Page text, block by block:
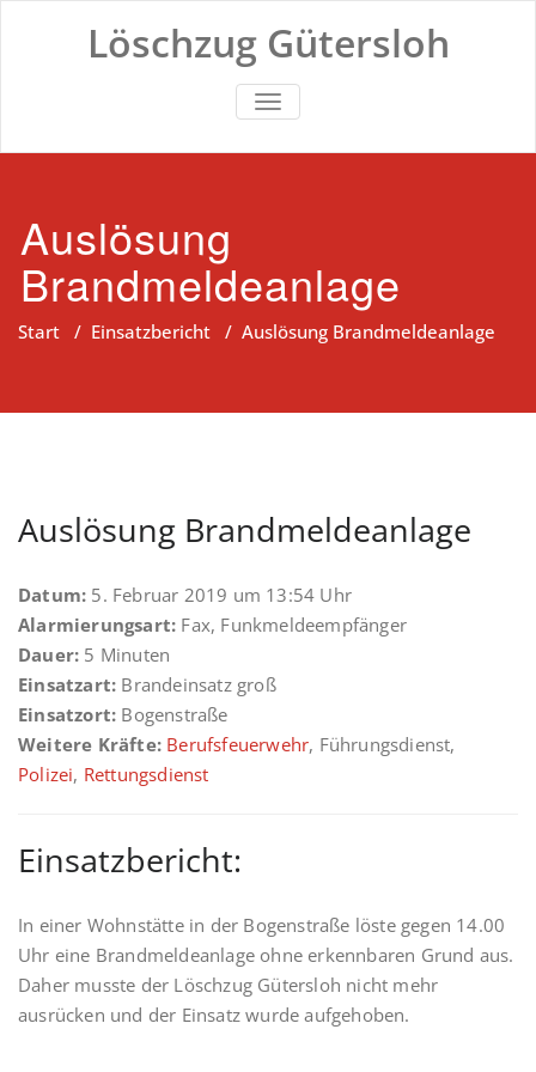
Löschzug Gütersloh
TOGGLE NAVIGATION
Auslösung
Brandmeldeanlage
Start / Einsatzbericht / Auslösung Brandmeldeanlage
Auslösung Brandmeldeanlage
Datum: 5. Februar 2019 um 13:54 Uhr
Alarmierungsart: Fax, Funkmeldeempfänger
Dauer: 5 Minuten
Einsatzart: Brandeinsatz groß
Einsatzort: Bogenstraße
Weitere Kräfte: Berufsfeuerwehr, Führungsdienst,
Polizei, Rettungsdienst
Einsatzbericht:
In einer Wohnstätte in der Bogenstraße löste gegen 14.00
Uhr eine Brandmeldeanlage ohne erkennbaren Grund aus.
Daher musste der Löschzug Gütersloh nicht mehr
ausrücken und der Einsatz wurde aufgehoben.